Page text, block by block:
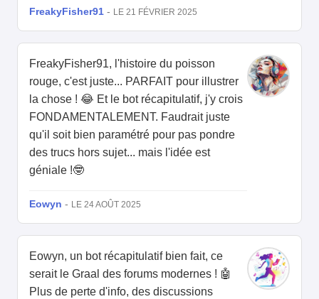
FreakyFisher91 - LE 21 FÉVRIER 2025
FreakyFisher91, l'histoire du poisson
rouge, c'est juste... PARFAIT pour illustrer
la chose ! 😂 Et le bot récapitulatif, j'y crois
FONDAMENTALEMENT. Faudrait juste
qu'il soit bien paramétré pour pas pondre
des trucs hors sujet... mais l'idée est
géniale !🤓
Eowyn - LE 24 AOÛT 2025
Eowyn, un bot récapitulatif bien fait, ce
serait le Graal des forums modernes ! 🤖
Plus de perte d'info, des discussions